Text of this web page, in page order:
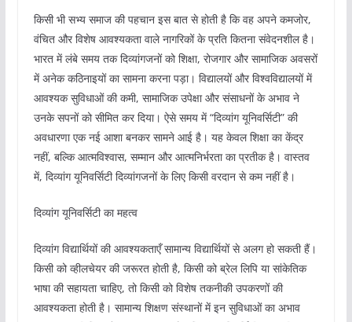
किसी भी सभ्य समाज की पहचान इस बात से होती है कि वह अपने कमजोर,
वंचित और विशेष आवश्यकता वाले नागरिकों के प्रति कितना संवेदनशील है।
भारत में लंबे समय तक दिव्यांगजनों को शिक्षा, रोजगार और सामाजिक अवसरों
में अनेक कठिनाइयों का सामना करना पड़ा। विद्यालयों और विश्वविद्यालयों में
आवश्यक सुविधाओं की कमी, सामाजिक उपेक्षा और संसाधनों के अभाव ने
उनके सपनों को सीमित कर दिया। ऐसे समय में “दिव्यांग यूनिवर्सिटी” की
अवधारणा एक नई आशा बनकर सामने आई है। यह केवल शिक्षा का केंद्र
नहीं, बल्कि आत्मविश्वास, सम्मान और आत्मनिर्भरता का प्रतीक है। वास्तव
में, दिव्यांग यूनिवर्सिटी दिव्यांगजनों के लिए किसी वरदान से कम नहीं है।
दिव्यांग यूनिवर्सिटी का महत्व
दिव्यांग विद्यार्थियों की आवश्यकताएँ सामान्य विद्यार्थियों से अलग हो सकती हैं।
किसी को व्हीलचेयर की जरूरत होती है, किसी को ब्रेल लिपि या सांकेतिक
भाषा की सहायता चाहिए, तो किसी को विशेष तकनीकी उपकरणों की
आवश्यकता होती है। सामान्य शिक्षण संस्थानों में इन सुविधाओं का अभाव